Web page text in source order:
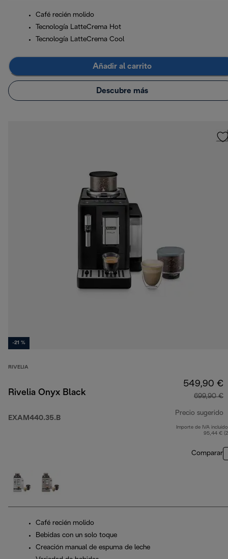
Café recién molido
Tecnología LatteCrema Hot
Tecnología LatteCrema Cool
Añadir al carrito
Descubre más
-21 %
RIVELIA
Rivelia Onyx Black
EXAM440.35.B
549,90 €
699,90 €
Precio sugerido
Importe de IVA
95,44 €
Comparar
Café recién molido
Bebidas con un solo toque
Creación manual de espuma de leche